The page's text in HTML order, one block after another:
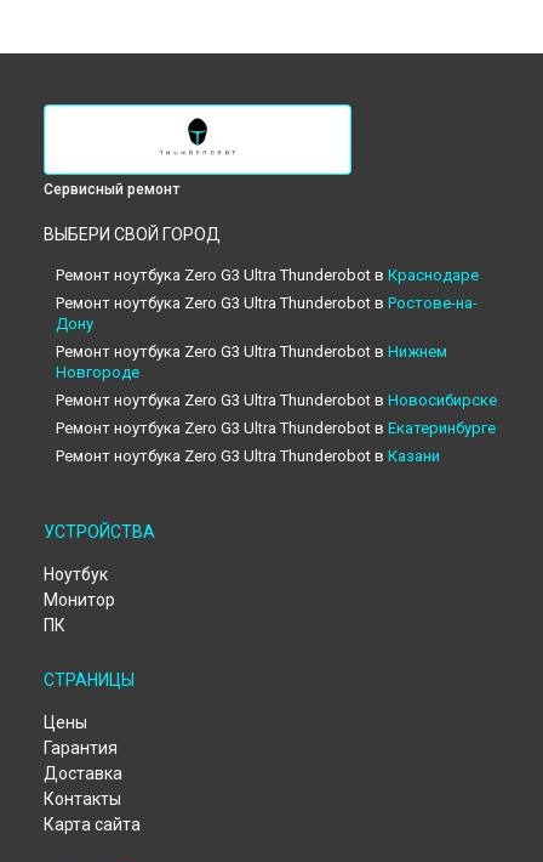
Сервисный ремонт
ВЫБЕРИ СВОЙ ГОРОД
Ремонт ноутбука Zero G3 Ultra Thunderobot в Краснодаре
Ремонт ноутбука Zero G3 Ultra Thunderobot в Ростове-на-
Дону
Ремонт ноутбука Zero G3 Ultra Thunderobot в Нижнем
Новгороде
Ремонт ноутбука Zero G3 Ultra Thunderobot в Новосибирске
Ремонт ноутбука Zero G3 Ultra Thunderobot в Екатеринбурге
Ремонт ноутбука Zero G3 Ultra Thunderobot в Казани
Петербурге
УСТРОЙСТВА
Ноутбук
Монитор
ПК
СТРАНИЦЫ
Цены
Гарантия
Доставка
Контакты
Карта сайта